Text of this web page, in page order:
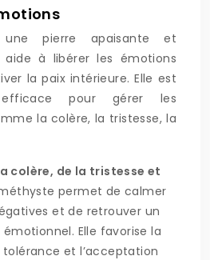
une pierre apaisante et
aide à libérer les émotions
la paix intérieure. Elle est
efficace pour gérer les
la colère, la tristesse, la
colère, de la tristesse et
permet de calmer
et de retrouver un
Elle favorise la
et l’acceptation